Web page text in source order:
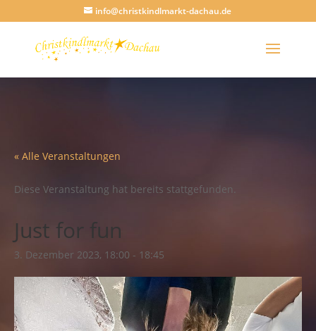
info@christkindlmarkt-dachau.de
« Alle Veranstaltungen
Diese Veranstaltung hat bereits stattgefunden.
Just for fun
3. Dezember 2023, 18:00 - 18:45